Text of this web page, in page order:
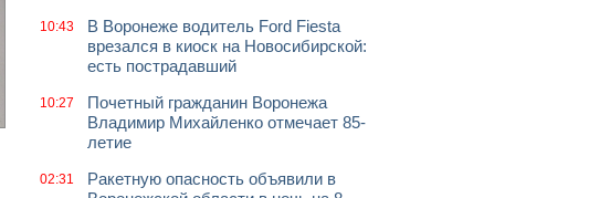
10:43
В Воронеже водитель Ford Fiesta
врезался в киоск на Новосибирской:
есть пострадавший
10:27
Почетный гражданин Воронежа
Владимир Михайленко отмечает 85-
летие
02:31
Ракетную опасность объявили в